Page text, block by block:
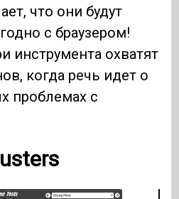
что они будут
с браузером!
инструмента охватят
когда речь идет о
проблемах с